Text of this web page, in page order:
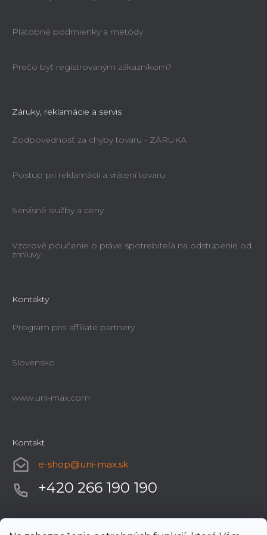
Platobné podmienky a metódy
Prečo byť registrovaným zákazníkom?
Záruky, reklamácie a servis
Zodpovednosť za chyby tovaru - ZÁRUKA
Postup pri reklamácii a vrátení tovaru
Servisné služby a ceny
Vzorové poučenie o práve spotrebiteľa na odstúpenie od
zmluvy
Kontakty
Program pro affiliate partnery
Slovensko
www.uni-max.com
Kontakt
e-shop@uni-max.sk
+420 266 190 190